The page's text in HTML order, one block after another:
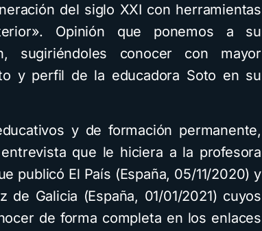
del siglo XXI con herramientas
Opinión que ponemos a su
sugiriéndoles conocer con mayor
y perfil de la educadora Soto en su
y de formación permanente,
que le hiciera a la profesora
publicó El País (España, 05/11/2020) y
de Galicia (España, 01/01/2021) cuyos
de forma completa en los enlaces